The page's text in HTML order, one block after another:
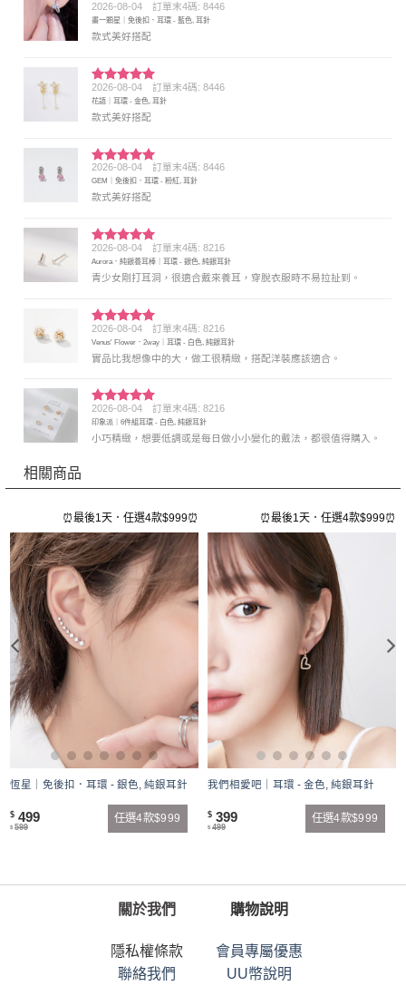
評分5 滿
分 5
2026-08-04 訂單末4碼: 8446
畫一顆星｜免後扣．耳環 - 藍色, 耳針
款式美好搭配
評分5 滿
分 5
2026-08-04 訂單末4碼: 8446
花語｜耳環 - 金色, 耳針
款式美好搭配
評分5 滿
分 5
2026-08-04 訂單末4碼: 8446
GEM｜免後扣．耳環 - 粉紅, 耳針
款式美好搭配
評分5 滿
分 5
2026-08-04 訂單末4碼: 8216
Aurora．純銀養耳棒｜耳環 - 銀色, 純銀耳針
青少女剛打耳洞，很適合戴來養耳，穿脫衣服時不易拉扯到。
評分5滿
分 5
2026-08-04 訂單末4碼: 8216
Venus' Flower．2way｜耳環 - 白色, 純銀耳針
實品比我想像中的大，做工很精緻，搭配洋裝應該適合。
評分5 滿
分 5
2026-08-04 訂單末4碼: 8216
印象派｜6件組耳環 - 白色, 純銀耳針
小巧精緻，想要低調或是每日做小小變化的戴法，都很值得購入。
相關商品
⏰最後1天．任選4款$999⏰
恆星｜免後扣．耳環 - 銀色, 純銀耳針
$ 499
$ 599
任選4款$999
⏰最後1天．任選4款$999⏰
我們相愛吧｜耳環 - 金色, 純銀耳針
$ 399
$ 499
任選4款$999
關於我們
隱私權條款
聯絡我們
購物說明
會員專屬優惠
UU幣說明